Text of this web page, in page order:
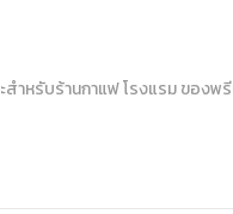
สำหรับร้านกาแฟ โรงแรม ของพ